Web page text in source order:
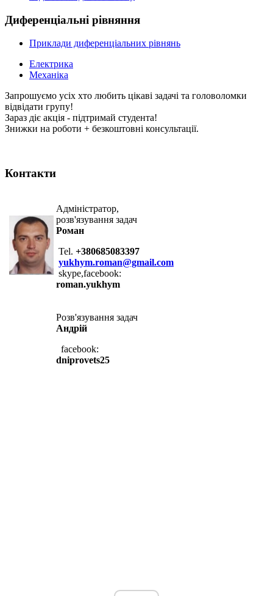
Диференціальні рівняння
Приклади диференціальних рівнянь
Електрика
Механіка
Запрошуємо усіх хто любить цікаві задачі та головоломки
відвідати групу!
Зараз діє акція - підтримай студента!
Знижки на роботи + безкоштовні консультації.
Контакти
Адміністратор,
розв'язування задач
Роман
Tel. +380685083397
yukhym.roman@gmail.com
skype,facebook:
roman.yukhym
Розв'язування задач
Андрій
facebook:
dniprovets25